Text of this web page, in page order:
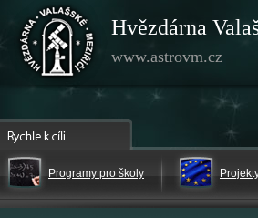
Hvězdárna
www.astrovm.cz
Programy pro školy